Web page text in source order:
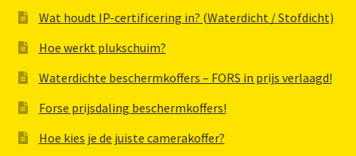
Wat houdt IP-certificering in? (Waterdicht / Stofdicht)
Hoe werkt plukschuim?
Waterdichte beschermkoffers – FORS in prijs verlaagd!
Forse prijsdaling beschermkoffers!
Hoe kies je de juiste camerakoffer?